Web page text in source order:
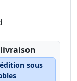
sous